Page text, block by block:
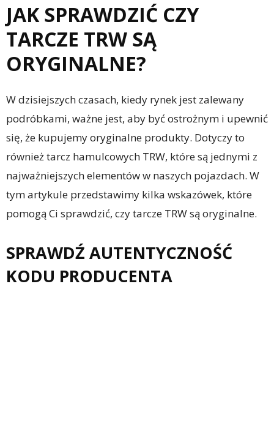
JAK SPRAWDZIĆ CZY
TARCZE TRW SĄ
ORYGINALNE?
W dzisiejszych czasach, kiedy rynek jest zalewany
podróbkami, ważne jest, aby być ostrożnym i upewnić
się, że kupujemy oryginalne produkty. Dotyczy to
również tarcz hamulcowych TRW, które są jednymi z
najważniejszych elementów w naszych pojazdach. W
tym artykule przedstawimy kilka wskazówek, które
pomogą Ci sprawdzić, czy tarcze TRW są oryginalne.
SPRAWDŹ AUTENTYCZNOŚĆ
KODU PRODUCENTA